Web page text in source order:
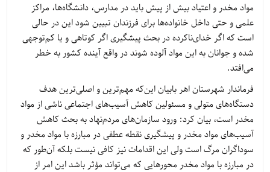
مواد مخدر و اعتیاد بیش از پیش باید در مدارس، دانشگاه‌ها، مراکز
علمی و حتی داخل خانواده‌ها برای فرزندان تبیین شود این در حالی
است که اگر خدای‌ناکرده در بحث پیشگیری اگر کوتاهی و یا کم‌توجهی
شده و جوانان به این مواد آلوده شوند در واقع آینده کشور به خطر
می‌افتد.
فرماندار شهرستان اهر بابیان این‌که مهم‌ترین و اصلی‌ترین هدف
دستگاه‌های متولی و مسئولین کاهش آسیب‌های اجتماعی ناشی از مواد
مخدر است، بیان کرد: ورود سازمان‌های مردم‌نهاد به بحث کاهش
آسیب‌های مواد مخدر و پیشگیری نقطه عطفی در مبارزه با مواد مخدر و
سوداگران مرگ است ولی این اقدامات نیز کافی نیست بلکه آن‌طور که
در مبارزه با مواد مخدر محورهایی که می‌تواند مؤثر باشد این امر از